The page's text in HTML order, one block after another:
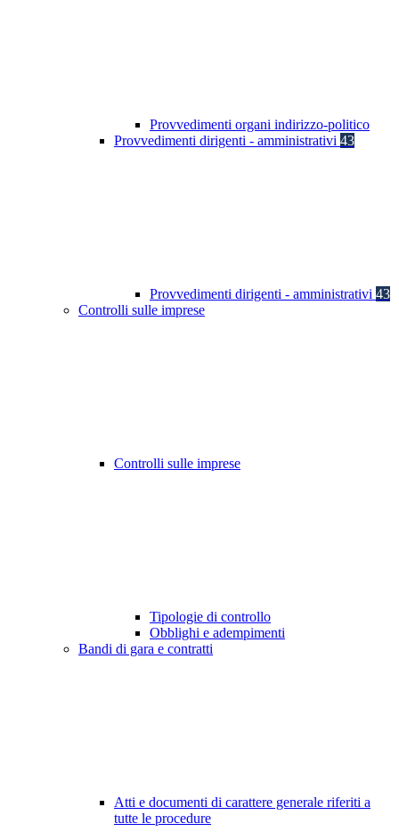
Provvedimenti organi indirizzo-politico
Provvedimenti dirigenti - amministrativi 43
Provvedimenti dirigenti - amministrativi 43
Controlli sulle imprese
Controlli sulle imprese
Tipologie di controllo
Obblighi e adempimenti
Bandi di gara e contratti
Atti e documenti di carattere generale riferiti a
tutte le procedure